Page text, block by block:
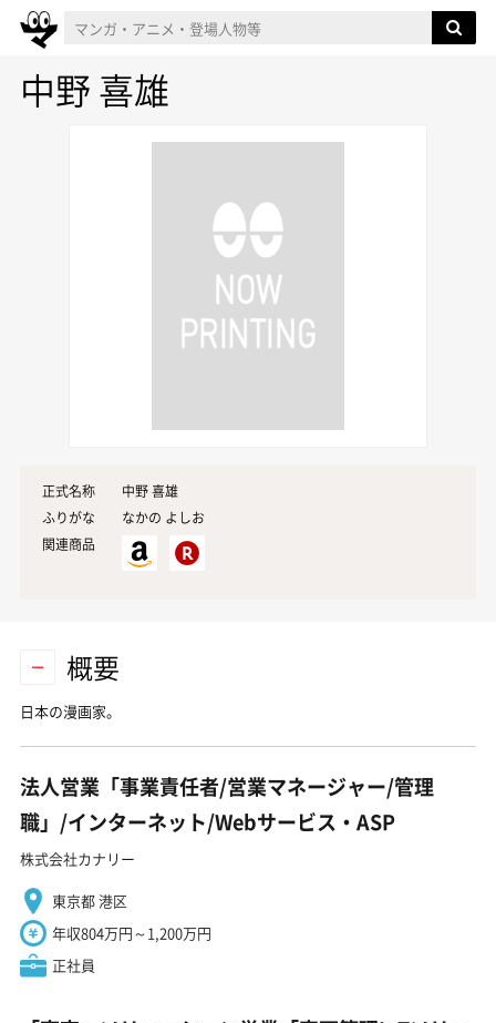
中野 喜雄
正式名称
中野 喜雄
ふりがな
なかの よしお
関連商品
概要
日本の漫画家。
法人営業「事業責任者/営業マネージャー/管理
職」/インターネット/Webサービス・ASP
株式会社カナリー
東京都 港区
年収804万円～1,200万円
正社員